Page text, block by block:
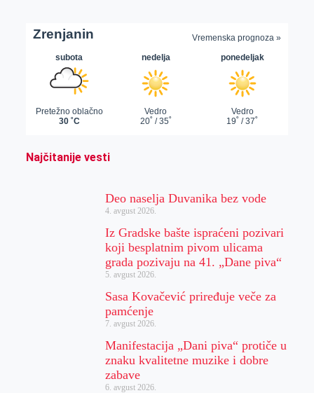
Najčitanije vesti
Deo naselja Duvanika bez vode
4. avgust 2026.
Iz Gradske bašte ispraćeni pozivari
koji besplatnim pivom ulicama
grada pozivaju na 41. „Dane piva“
5. avgust 2026.
Sasa Kovačević priređuje veče za
pamćenje
7. avgust 2026.
Manifestacija „Dani piva“ protiče u
znaku kvalitetne muzike i dobre
zabave
6. avgust 2026.